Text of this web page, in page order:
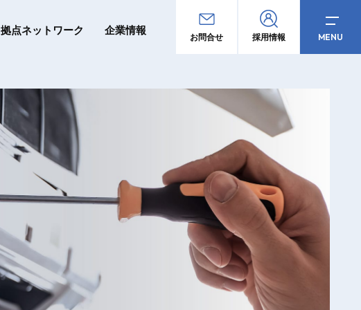
拠点ネットワーク 企業情報
お問合せ 採用情報 MENU